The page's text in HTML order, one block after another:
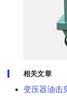
相关文章
变压器油击